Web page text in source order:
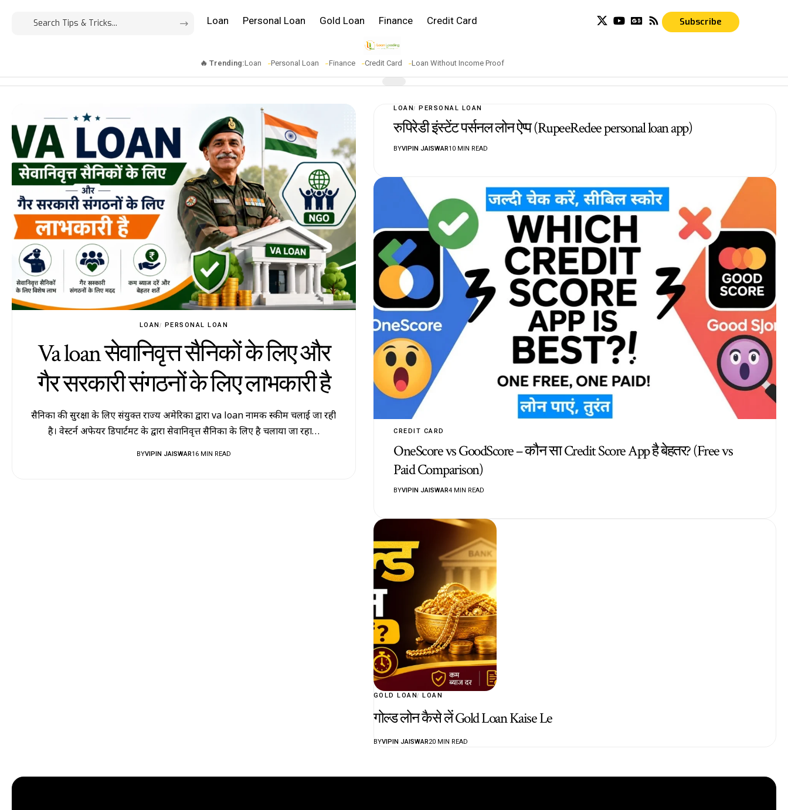
Loan Personal Loan Gold Loan Finance Credit Card
🔥 Trending:Loan Personal Loan Finance Credit Card Loan Without Income Proof
Subscribe
LOAN PERSONAL LOAN
Va loan सेवानिवृत्त सैनिकों के लिए और
गैर सरकारी संगठनों के लिए लाभकारी है
सैनिकों की सुरक्षा के लिए संयुक्त राज्य अमेरिका द्वारा va loan नामक स्कीम चलाई जा रही
है। वेस्टर्न अफेयर डिपार्टमेंट के द्वारा सेवानिवृत्त सैनिकों के लिए है चलाया जा रहा…
BYVIPIN JAISWAR16 MIN READ
LOAN PERSONAL LOAN
रुपिरेडी इंस्टेंट पर्सनल लोन ऐप्प (RupeeRedee personal loan app)
BYVIPIN JAISWAR10 MIN READ
CREDIT CARD
OneScore vs GoodScore – कौन सा Credit Score App है बेहतर? (Free vs
Paid Comparison)
BYVIPIN JAISWAR4 MIN READ
GOLD LOAN LOAN
गोल्ड लोन कैसे लें Gold Loan Kaise Le
BYVIPIN JAISWAR20 MIN READ